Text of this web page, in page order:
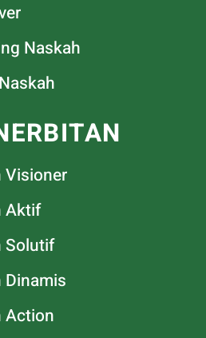
Naskah
Visioner
Aktif
Solutif
Dinamis
Action